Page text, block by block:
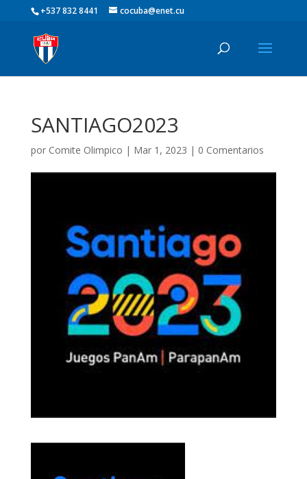
+537 832 8441 cocuba@enet.cu
SANTIAGO2023
por Comite Olimpico | Mar 1, 2023 | 0 Comentarios